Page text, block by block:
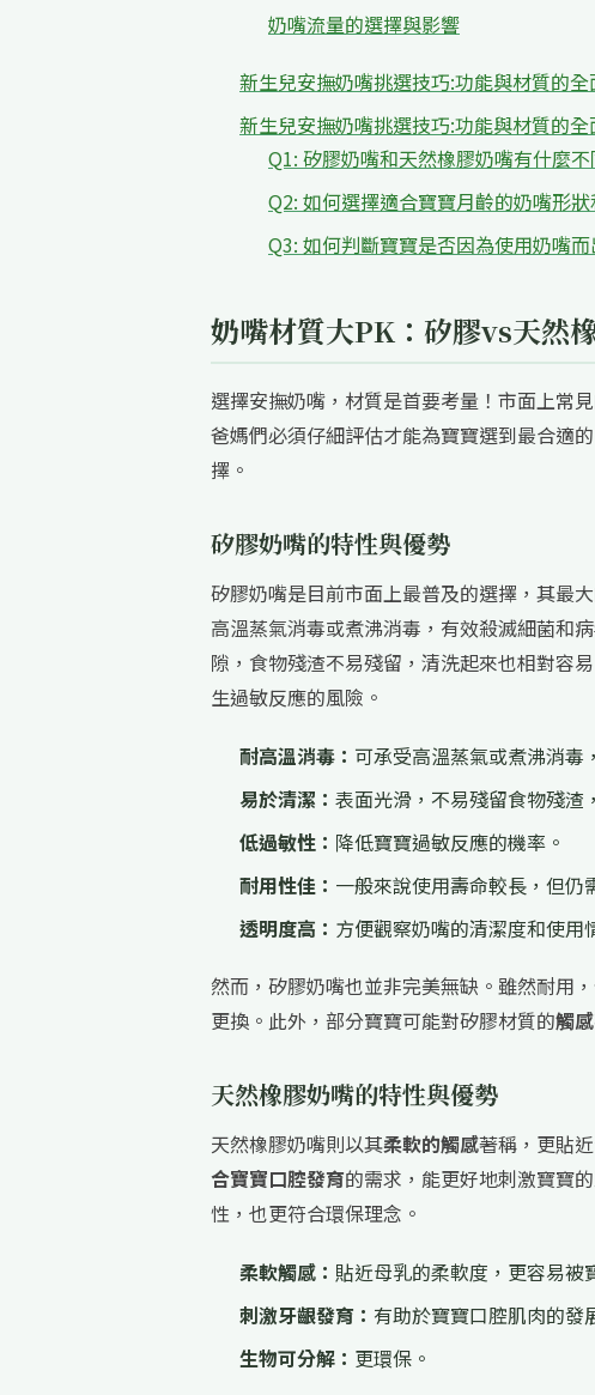
奶嘴流量的選擇與影響
新生兒安撫奶嘴挑選技巧:功能與材質的
新生兒安撫奶嘴挑選技巧:功能與材質的
Q1: 矽膠奶嘴和天然橡膠奶嘴有什麼
Q2: 如何選擇適合寶寶月齡的奶嘴形狀
Q3: 如何判斷寶寶是否因為使用奶嘴
奶嘴材質大PK：矽膠vs天然
選擇安撫奶嘴，材質是首要考量！市面上常
爸媽們必須仔細評估才能為寶寶選到最合適
擇。
矽膠奶嘴的特性與優勢
矽膠奶嘴是目前市面上最普及的選擇，其最
高溫蒸氣消毒或煮沸消毒，有效殺滅細菌和
隙，食物殘渣不易殘留，清洗起來也相對容
生過敏反應的風險。
耐高溫消毒： 可承受高溫蒸氣或煮沸消毒
易於清潔： 表面光滑，不易殘留食物殘渣
低過敏性： 降低寶寶過敏反應的機率。
耐用性佳： 一般來說使用壽命較長，但仍
透明度高： 方便觀察奶嘴的清潔度和使用
然而，矽膠奶嘴也並非完美無缺。雖然耐用
更換。此外，部分寶寶可能對矽膠材質的觸感
天然橡膠奶嘴的特性與優勢
天然橡膠奶嘴則以其柔軟的觸感著稱，更貼
合寶寶口腔發育的需求，能更好地刺激寶寶
性，也更符合環保理念。
柔軟觸感： 貼近母乳的柔軟度，更容易被
刺激牙齦發育： 有助於寶寶口腔肌肉的發
生物可分解： 更環保。